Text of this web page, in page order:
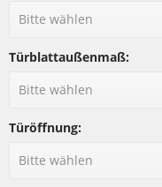
Türblattaußenmaß:
Türöffnung: